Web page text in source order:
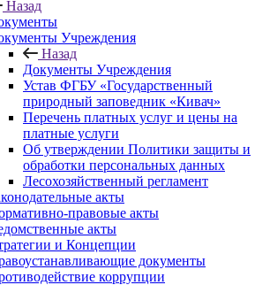
Назад
Учреждения
Назад
Документы Учреждения
Устав ФГБУ «Государственный
природный заповедник «Кивач»
Перечень платных услуг и цены на
платные услуги
Об утверждении Политики защиты и
обработки персональных данных
Лесохозяйственный регламент
акты
правовые акты
акты
и Концепции
документы
коррупции